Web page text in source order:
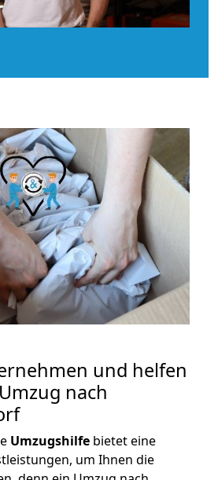
und helfen
nach
Umzugshilfe bietet eine
um Ihnen die